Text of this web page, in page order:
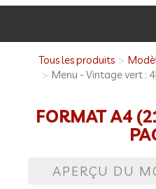
Tous les produits
Menu - Vintage vert :
FORMAT A4
APERÇU DU